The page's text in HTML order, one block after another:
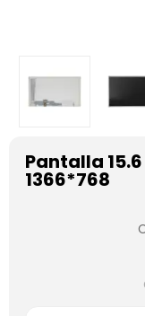
Pantalla
1366*768